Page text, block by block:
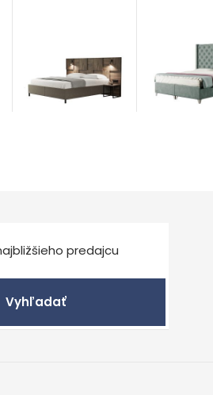
Postele
od 1.510,00€
od 1.375,00
Vyhľadať